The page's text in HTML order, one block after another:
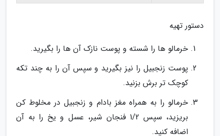
دستور تهیه
خرمالو ها را شسته و پوست نازک آن ها را بگیرید.
پوست زنجبیل را نیز بگیرید و سپس آن را به چند تکه
کوچک تر برش بزنید.
خرمالو را به همراه مغز بادام و زنجبیل در مخلوط کن
بریزید، سپس 1/2 فنجان شیر، عسل و یخ را به آن
اضافه کنید.